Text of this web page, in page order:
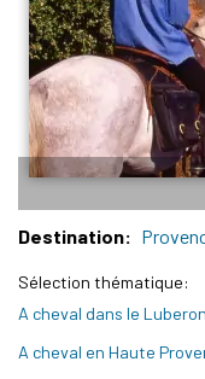
Destination
Sélection thématique
A cheval dans le Luberon
A cheval en Haute